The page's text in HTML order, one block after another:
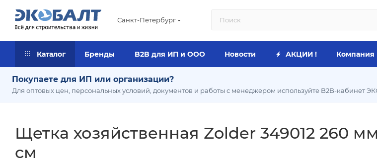
Санкт-Петербург
Каталог Бренды B2B для ИП и ООО Новости АКЦИИ ! Компания
Покупаете для ИП или организации?
Для оптовых цен, персональных условий, документов и работы с менеджером используйте B2B-кабинет
Щетка хозяйственная Zolder 349012 260
см